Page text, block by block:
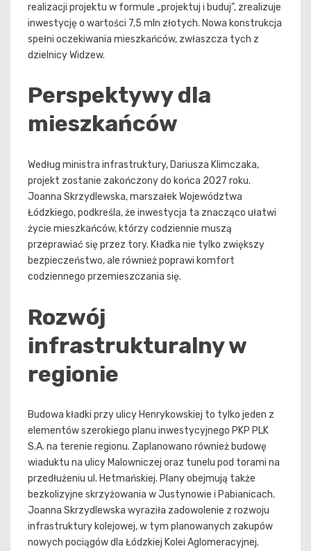
realizacji projektu w formule „projektuj i buduj”, zrealizuje
inwestycję o wartości 7,5 mln złotych. Nowa konstrukcja
spełni oczekiwania mieszkańców, zwłaszcza tych z
dzielnicy Widzew.
Perspektywy dla
mieszkańców
Według ministra infrastruktury, Dariusza Klimczaka,
projekt zostanie zakończony do końca 2027 roku.
Joanna Skrzydlewska, marszałek Województwa
Łódzkiego, podkreśla, że inwestycja ta znacząco ułatwi
życie mieszkańców, którzy codziennie muszą
przeprawiać się przez tory. Kładka nie tylko zwiększy
bezpieczeństwo, ale również poprawi komfort
codziennego przemieszczania się.
Rozwój
infrastrukturalny w
regionie
Budowa kładki przy ulicy Henrykowskiej to tylko jeden z
elementów szerokiego planu inwestycyjnego PKP PLK
S.A. na terenie regionu. Zaplanowano również budowę
wiaduktu na ulicy Malowniczej oraz tunelu pod torami na
przedłużeniu ul. Hetmańskiej. Plany obejmują także
bezkolizyjne skrzyżowania w Justynowie i Pabianicach.
Joanna Skrzydlewska wyraziła zadowolenie z rozwoju
infrastruktury kolejowej, w tym planowanych zakupów
nowych pociągów dla Łódzkiej Kolei Aglomeracyjnej.